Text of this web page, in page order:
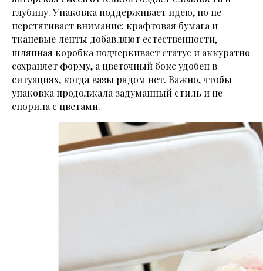
глубину. Упаковка поддерживает идею, но не
перетягивает внимание: крафтовая бумага и
тканевые ленты добавляют естественности,
шляпная коробка подчеркивает статус и аккуратно
сохраняет форму, а цветочный бокс удобен в
ситуациях, когда вазы рядом нет. Важно, чтобы
упаковка продолжала задуманный стиль и не
спорила с цветами.